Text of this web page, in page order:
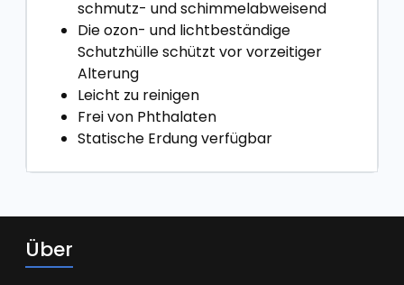
schmutz- und schimmelabweisend
Die ozon- und lichtbeständige
Schutzhülle schützt vor vorzeitiger
Alterung
Leicht zu reinigen
Frei von Phthalaten
Statische Erdung verfügbar
Über